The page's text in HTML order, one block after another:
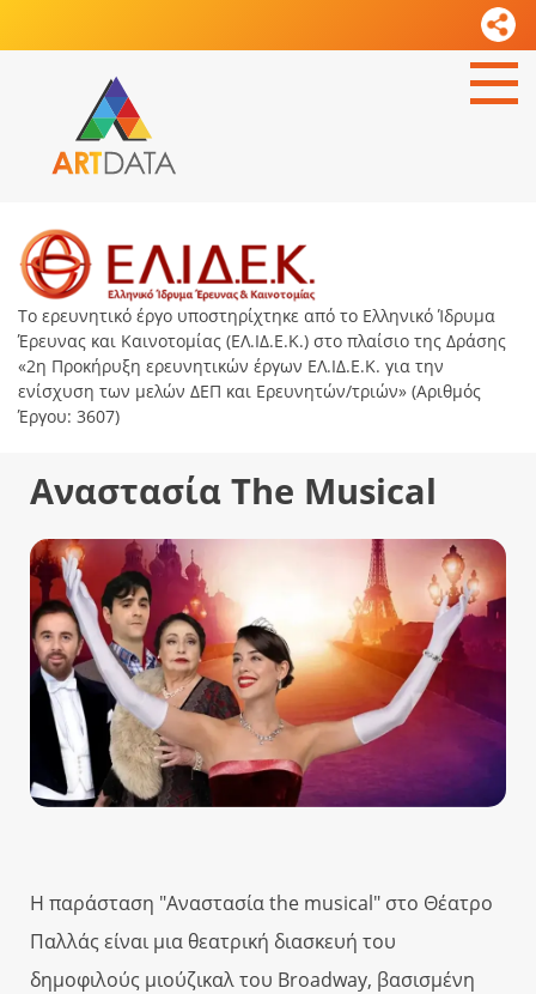
Το ερευνητικό έργο υποστηρίχτηκε από το Ελληνικό Ίδρυμα
Έρευνας και Καινοτομίας (ΕΛ.ΙΔ.Ε.Κ.) στο πλαίσιο της Δράσης
«2η Προκήρυξη ερευνητικών έργων ΕΛ.ΙΔ.Ε.Κ. για την
ενίσχυση των μελών ΔΕΠ και Ερευνητών/τριών» (Αριθμός
Έργου: 3607)
Αναστασία The Musical
Η παράσταση "Αναστασία the musical" στο Θέατρο
Παλλάς είναι μια θεατρική διασκευή του
δημοφιλούς μιούζικαλ του Broadway, βασισμένη